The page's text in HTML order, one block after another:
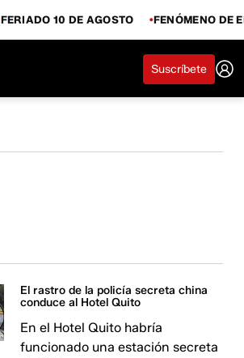
FERIADO 10 DE AGOSTO FENÓMENO DE
Suscríbete
El rastro de la policía secreta china
conduce al Hotel Quito
En el Hotel Quito habría
funcionado una estación secreta